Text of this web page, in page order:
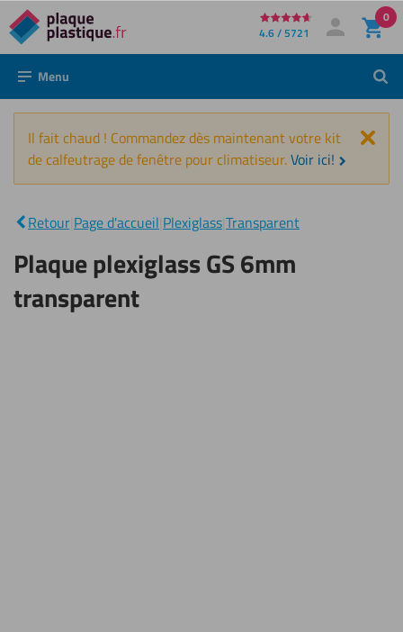
Directement
au
contenu
4.6 / 5721 Mon compte
Se connecter
0
Menu
Il fait chaud ! Commandez dès maintenant votre kit
de calfeutrage de fenêtre pour climatiseur.Voir ici!
Retour Page d'accueil PlexiglassTransparent
plexiglass
GS 6mm
Plaque plexiglass GS 6mm
transparent